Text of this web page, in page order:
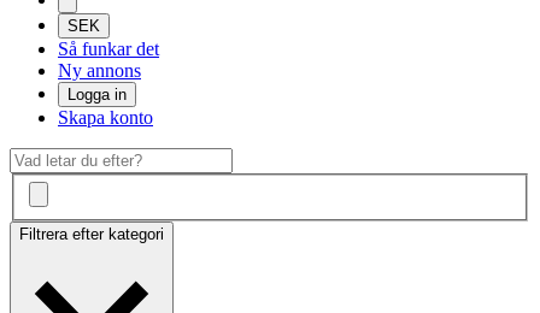
SEK
Så funkar det
Ny annons
Logga in
Skapa konto
Filtrera efter kategori